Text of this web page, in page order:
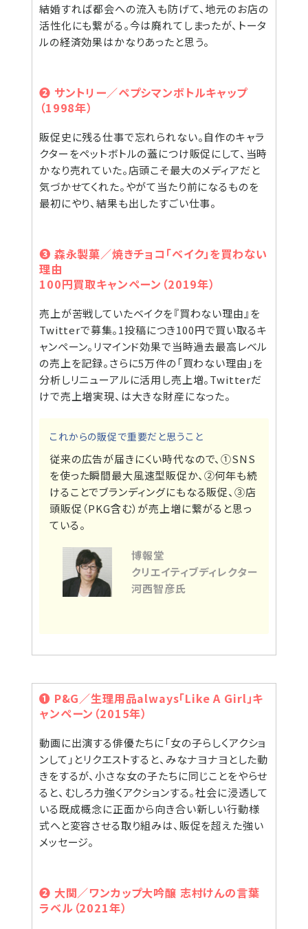
結婚すれば都会への流入も防げて、地元のお店の
活性化にも繋がる。今は廃れてしまったが、トータ
ルの経済効果はかなりあったと思う。
❷ サントリー／ペプシマンボトルキャップ
（1998年）
販促史に残る仕事で忘れられない。自作のキャラ
クターをペットボトルの蓋につけ販促にして、当時
かなり売れていた。店頭こそ最大のメディアだと
気づかせてくれた。やがて当たり前になるものを
最初にやり、結果も出したすごい仕事。
❸ 森永製菓／焼きチョコ「ベイク」を買わない
理由
100円買取キャンペーン（2019年）
売上が苦戦していたベイクを『買わない理由』を
Twitterで募集。1投稿につき100円で買い取るキ
ャンペーン。リマインド効果で当時過去最高レベル
の売上を記録。さらに5万件の「買わない理由」を
分析しリニューアルに活用し売上増。Twitterだ
けで売上増実現、は大きな財産になった。
これからの販促で重要だと思うこと
従来の広告が届きにくい時代なので、①SNS
を使った瞬間最大風速型販促か、②何年も続
けることでブランディングにもなる販促、③店
頭販促（PKG含む）が売上増に繋がると思っ
ている。
博報堂
クリエイティブディレクター
河西智彦氏
❶ P&G／生理用品always「Like A Girl」キ
ャンペーン（2015年）
動画に出演する俳優たちに「女の子らしくアクショ
ンして」とリクエストすると、みなナヨナヨとした動
きをするが、小さな女の子たちに同じことをやらせ
ると、むしろ力強くアクションする。社会に浸透して
いる既成概念に正面から向き合い新しい行動様
式へと変容させる取り組みは、販促を超えた強い
メッセージ。
❷ 大関／ワンカップ大吟醸 志村けんの言葉
ラベル（2021年）